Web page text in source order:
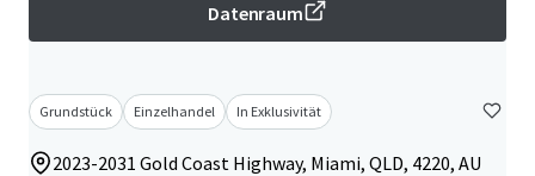
Datenraum
Grundstück Einzelhandel In Exklusivität
2023-2031 Gold Coast Highway, Miami, QLD, 4220, AU